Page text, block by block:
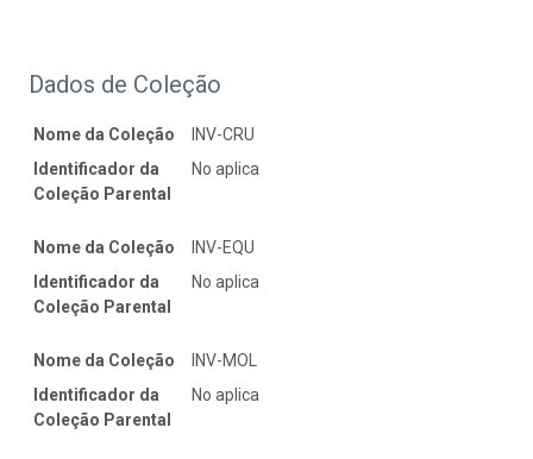
Dados de Coleção
Nome da Coleção
INV-CRU
Identificador da
Coleção Parental
No aplica
Nome da Coleção
INV-EQU
Identificador da
Coleção Parental
No aplica
Nome da Coleção
INV-MOL
Identificador da
Coleção Parental
No aplica